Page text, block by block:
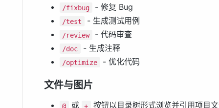
/fixbug - 修复 Bug
/test - 生成测试用例
/review - 代码审查
/doc - 生成注释
/optimize - 优化代码
文件与图片
@ 或 +
按钮以目录树形式浏览并引用项目